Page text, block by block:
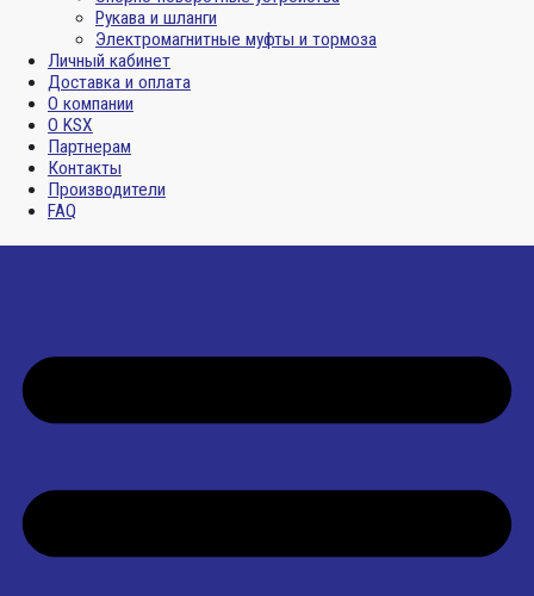
Рукава и шланги
Электромагнитные муфты и тормоза
Личный кабинет
Доставка и оплата
О компании
О KSX
Партнерам
Контакты
Производители
FAQ